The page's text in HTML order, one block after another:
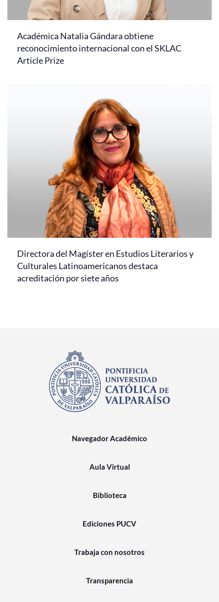
Académica Natalia Gándara obtiene
reconocimiento internacional con el SKLAC
Article Prize
Directora del Magíster en Estudios Literarios y
Culturales Latinoamericanos destaca
acreditación por siete años
Navegador Académico
Aula Virtual
Biblioteca
Ediciones PUCV
Trabaja con nosotros
Transparencia